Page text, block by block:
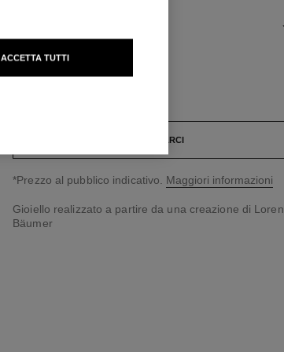
variante(2)
CONTATTARCI
↩
*Prezzo al pubblico indicativo. Maggiori informazioni
Gioiello realizzato a partire da una creazione di
Bäumer
ACCETTA TUTTI